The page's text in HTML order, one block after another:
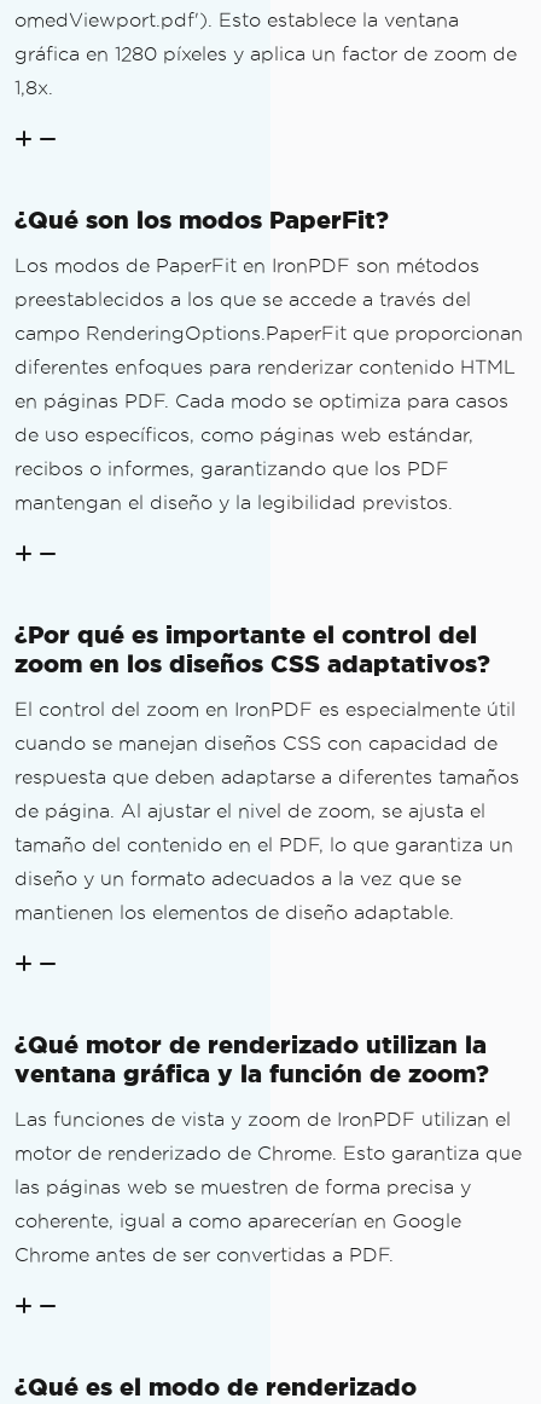
omedViewport.pdf'). Esto establece la ventana
gráfica en 1280 píxeles y aplica un factor de zoom de
1,8x.
¿Qué son los modos PaperFit?
Los modos de PaperFit en IronPDF son métodos
preestablecidos a los que se accede a través del
campo RenderingOptions.PaperFit que proporcionan
diferentes enfoques para renderizar contenido HTML
en páginas PDF. Cada modo se optimiza para casos
de uso específicos, como páginas web estándar,
recibos o informes, garantizando que los PDF
mantengan el diseño y la legibilidad previstos.
¿Por qué es importante el control del
zoom en los diseños CSS adaptativos?
El control del zoom en IronPDF es especialmente útil
cuando se manejan diseños CSS con capacidad de
respuesta que deben adaptarse a diferentes tamaños
de página. Al ajustar el nivel de zoom, se ajusta el
tamaño del contenido en el PDF, lo que garantiza un
diseño y un formato adecuados a la vez que se
mantienen los elementos de diseño adaptable.
¿Qué motor de renderizado utilizan la
ventana gráfica y la función de zoom?
Las funciones de vista y zoom de IronPDF utilizan el
motor de renderizado de Chrome. Esto garantiza que
las páginas web se muestren de forma precisa y
coherente, igual a como aparecerían en Google
Chrome antes de ser convertidas a PDF.
¿Qué es el modo de renderizado